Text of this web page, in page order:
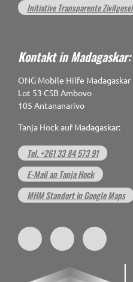
Initiative Transparente
Kontakt in Madagaskar:
ONG Mobile Hilfe Madagaskar
Lot 53 CSB Ambovo
105 Antananarivo
Tanja Hock auf Madagaskar:
Tel. +261 33 84 573 91
E-Mail an Tanja Hock
MHM Standort in Google Maps